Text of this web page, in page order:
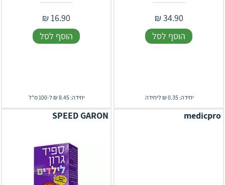
34.90
₪
הוסף לסל
יחידה: 0.35 ₪ ליחידה
16.90
₪
הוסף לסל
יחידה: 8.45 ₪ ל-100 מ"ל
medicpro
SPEED GARON